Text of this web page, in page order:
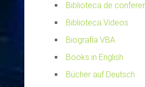
Biblioteca de
Biblioteca Videos
Biografía VBA
Books in English
Bücher auf Deutsch